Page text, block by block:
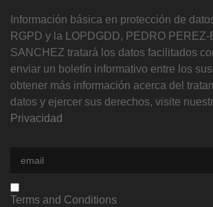
Información básica en protección de
RGPD y la LOPDGDD, PEDRO PEREZ-
SANCHEZ tratará los datos facilitados
enviar un boletín informativo entre los
obtener más información acerca del
datos y ejercer sus derechos, visite
Privacidad
Terms and Conditions